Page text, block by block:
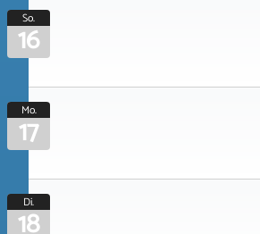
So.
16
Mo.
17
Di.
18